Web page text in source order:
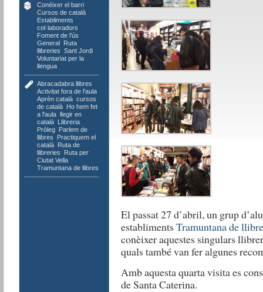
Conèixer el barri,
Cursos de català,
Establiments
col·laboradors
Foment de l'ús
General, Ruta
llibreries Sant Jordi,
Voluntariat per la
llengua
Abracadabra llibres
Activitat fora de l'aula,
Aprèn català, cursos
de català, Ho hem fet
a l'aula, llegir en
català, Llibreria
Pròleg, Parlem de
llibres
Practiquem el
català, Ruta de
llibreries
Ruta per
Ciutat Vella,
Tramuntana de llibres
El passat 27 d’abril, un grup
establimentsTramuntana de
conèixer aquestes singulars
quals també van fer algunes
Amb aquesta quarta visita es
de Santa Caterina.